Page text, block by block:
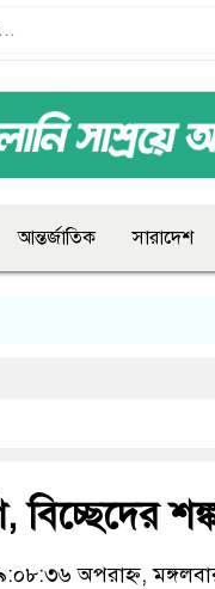
আন্তর্জাতিক সারাদেশ
অপরাহ্ন,